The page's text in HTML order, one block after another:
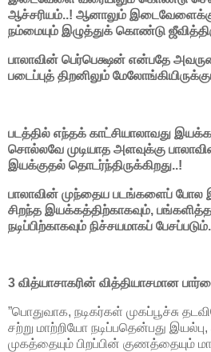
ஆச்சரியம்..! ஆனாலும்
நம்மையும் இழுத்துக் கொண்டு
பாலாவின் பெர்பெக்ஷன் என்பதே
படைப்புத் திறனிலும்
படத்தில் எந்தக் காட்சியாலாவது
சொல்லவே முடியாத அளவுக்கு
இயக்குதல் தொடர்ந்திருக்கிறது..!
பாலாவின் முந்தைய படங்களைப் போல
சிறந்த இயக்கத்திற்காகவும்,
நடிப்பிற்காகவும் நிச்சயமாகப்
3 வித்யாசாகரின் வித்தியாசமான
”பொதுவாக, நடிகர்கள் முகப்பூச்சு
சற்று மாற்றியோ நடிப்பதென்பது
முகத்தையும் பிறப்பின் குணத்தையும்